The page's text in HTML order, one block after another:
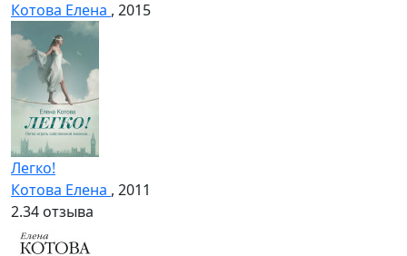
Котова Елена , 2015
Легко!
Котова Елена , 2011
2.34 отзыва